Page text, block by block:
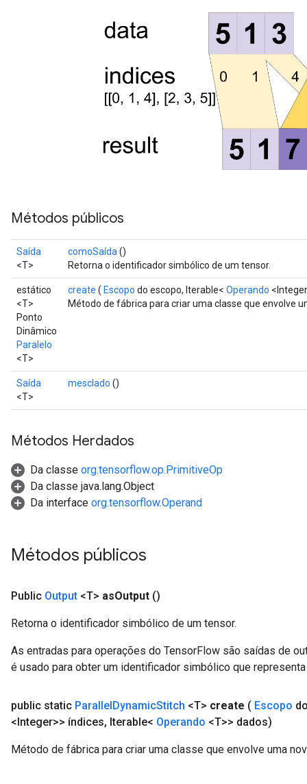
Métodos públicos
Saída
<T>
comoSaída ()
Retorna o identificador simbólico de um tensor.
estático
<T>
Ponto
Dinâmico
Paralelo
<T>
create (Escopo do escopo, Iterable< Operando
Método de fábrica para criar uma classe que envolve
Saída
<T>
mesclado ()
Métodos Herdados
Da classe org.tensorflow.op.PrimitiveOp
Da classe java.lang.Object
Da interface org.tensorflow.Operand
Métodos públicos
Public Output <T> asOutput ()
Retorna o identificador simbólico de um tensor.
As entradas para operações do TensorFlow são saídas de
é usado para obter um identificador simbólico que
public static ParallelDynamicStitch <T> create ( Escopo
<Integer>> índices, Iterable< Operando <T>> dados)
Método de fábrica para criar uma classe que envolve uma